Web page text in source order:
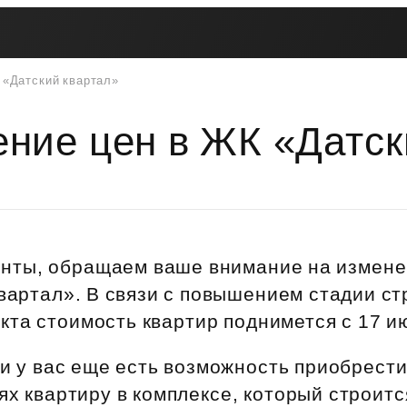
Ваши
Купите сейчас — платите
потом
Платите как хотите
Рассрочка для беременных
Трейд-ин
Трейд-ин
Поддержка
квартал»
цен в ЖК
обращаем ваше внимание на
В связи с повышением стадии
стоимость квартир поднимется с 17
у вас еще есть возможность
квартиру в комплексе, который